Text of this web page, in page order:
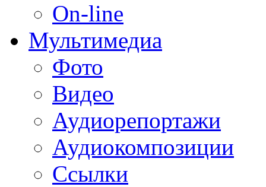
On-line
Мультимедиа
Фото
Видео
Аудиорепортажи
Аудиокомпозиции
Ссылки